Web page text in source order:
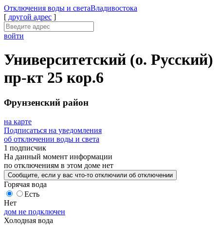
Отключения воды и светаВладивостока
[ другой адрес ]
войти
Университетский (о. Русский)
пр-кт 25 кор.6
Фрунзенский район
на карте
Подписаться на уведомления
об отключении воды и света
1 подписчик
На данный момент информации
по отключениям в этом доме нет
Сообщите , если у вас что-то отключили об отключении
Горячая вода
Есть
Нет
дом не подключен
Холодная вода